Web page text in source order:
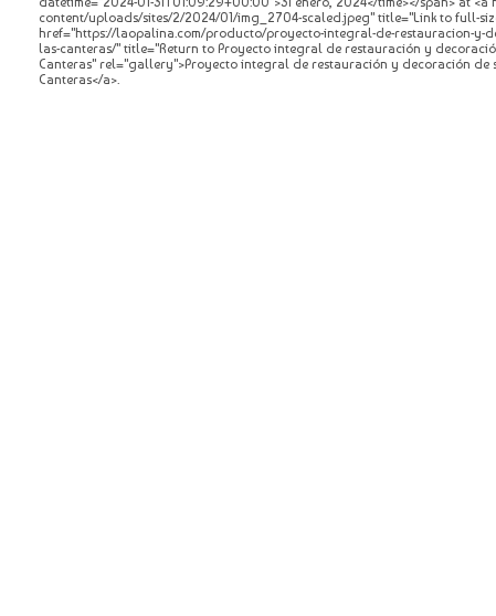
content/uploads/sites/2/2024/01/img_2704-scaled.jpeg" title="Link to full-
href="https://laopalina.com/producto/proyecto-integral-de-restauracion-y-
las-canteras/" title="Return to Proyecto integral de restauración y
Canteras" rel="gallery">Proyecto integral de restauración y decoración de
Canteras</a>.